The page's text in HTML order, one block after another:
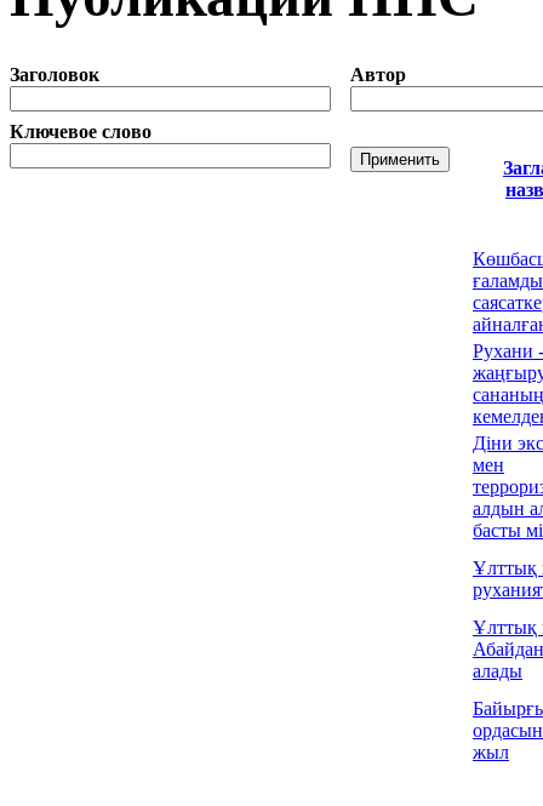
Заголовок Автор
Ключевое слово
Рухани -
сананың
Діни
мен
алдын
басты
Ұлттық
Ұлттық
алады
жыл